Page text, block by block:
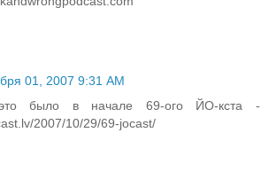
01, 2007 9:31 AM
было в начале 69-ого ЙО-кста -
2007/10/29/69-jocast/